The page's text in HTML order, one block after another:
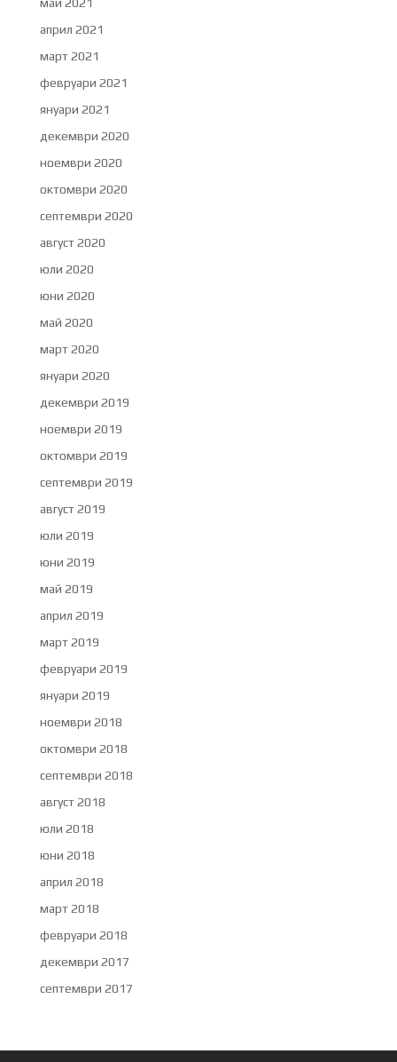
май 2021
април 2021
март 2021
февруари 2021
януари 2021
декември 2020
ноември 2020
октомври 2020
септември 2020
август 2020
юли 2020
юни 2020
май 2020
март 2020
януари 2020
декември 2019
ноември 2019
октомври 2019
септември 2019
август 2019
юли 2019
юни 2019
май 2019
април 2019
март 2019
февруари 2019
януари 2019
ноември 2018
октомври 2018
септември 2018
август 2018
юли 2018
юни 2018
април 2018
март 2018
февруари 2018
декември 2017
септември 2017